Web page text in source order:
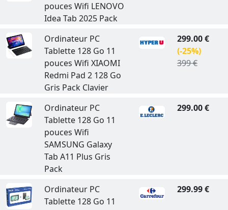
pouces Wifi LENOVO
Idea Tab 2025 Pack
Ordinateur PC
Tablette 128 Go 11
pouces Wifi XIAOMI
Redmi Pad 2 128 Go
Gris Pack Clavier
299.00 €
(-25%)
399 €
Ordinateur PC
Tablette 128 Go 11
pouces Wifi
SAMSUNG Galaxy
Tab A11 Plus Gris
Pack
299.00 €
Ordinateur PC
Tablette 128 Go 11
299.99 €